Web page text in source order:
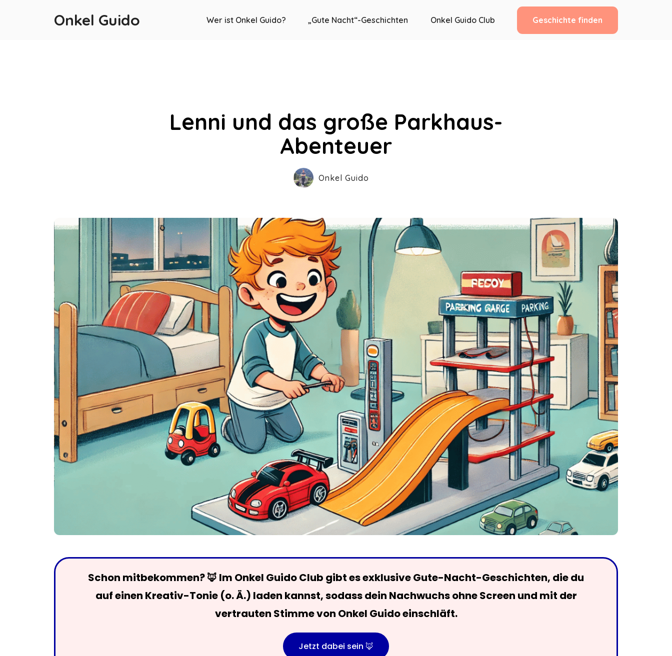
Onkel Guido Wer ist Onkel Guido? „Gute Nacht“-Geschichten Onkel Guido Club Geschichte finden
Lenni und das große Parkhaus-
Abenteuer
Onkel Guido
Schon mitbekommen? 🦊 Im Onkel Guido Club gibt es exklusive Gute-Nacht-Geschichten, die du
auf einen Kreativ-Tonie (o. Ä.) laden kannst, sodass dein Nachwuchs ohne Screen und mit der
vertrauten Stimme von Onkel Guido einschläft.
Jetzt dabei sein 🦊